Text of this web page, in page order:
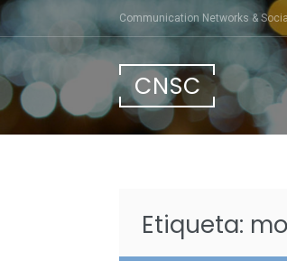
Skip
content
Communication Networks &
CNSC
Etiqueta: